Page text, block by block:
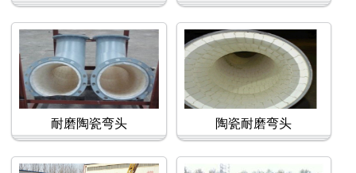
耐磨陶瓷弯头 陶瓷耐磨弯头